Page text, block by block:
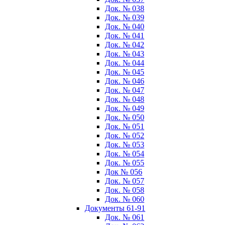
Док. № 038
Док. № 039
Док. № 040
Док. № 041
Док. № 042
Док. № 043
Док. № 044
Док. № 045
Док. № 046
Док. № 047
Док. № 048
Док. № 049
Док. № 050
Док. № 051
Док. № 052
Док. № 053
Док. № 054
Док. № 055
Док № 056
Док. № 057
Док. № 058
Док. № 060
Документы 61-91
Док. № 061